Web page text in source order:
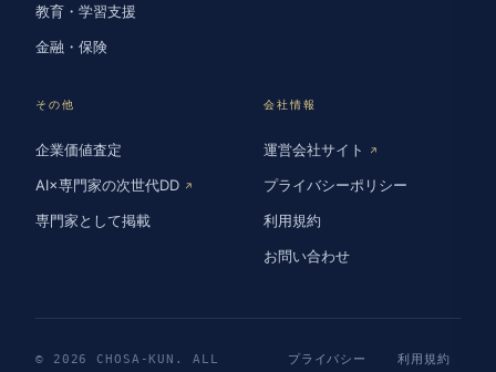
教育・学習支援
金融・保険
その他
企業価値査定
AI×専門家の次世代DD ↗
専門家として掲載
会社情報
運営会社サイト ↗
プライバシーポリシー
利用規約
お問い合わせ
© 2026 CHOSA-KUN. ALL
プライバシー
利用規約